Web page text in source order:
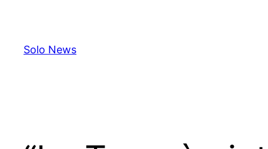
content
Solo News